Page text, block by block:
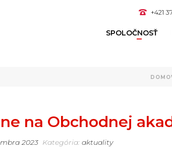
+421
SPOLOČNOSŤ
na Obchodnej
2023 Kategória: aktuality